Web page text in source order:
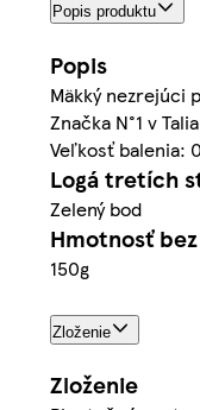
Popis produktu
Popis
Mäkký nezrejúci
Značka N°1 v
Veľkosť balenia:
Logá tretích
Zelený bod
Hmotnosť
150g
Zloženie
Zloženie